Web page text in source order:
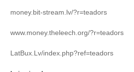
money.bit-stream.lv/?r=teadors
www.money.theleech.org/?r=teadors
LatBux.Lv/index.php?ref=teadors